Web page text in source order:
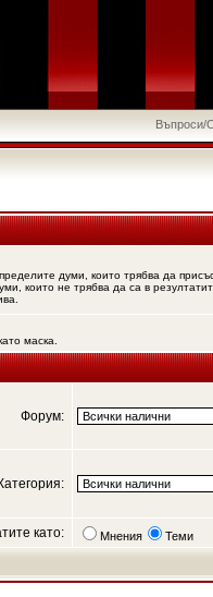
Въпроси/
думи, които трябва да
които не трябва да са в
маска.
Форум:
Категория:
като: Мнения Теми